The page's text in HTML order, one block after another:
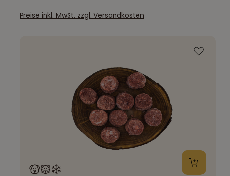
Preise inkl. MwSt. zzgl. Versandkosten